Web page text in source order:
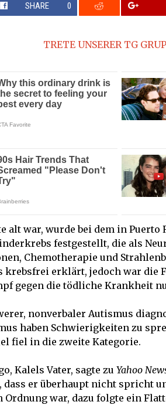
SHARE 0
TRETE UNSERER TG
alt war, wurde bei dem in Puerto
festgestellt, die als
Chemotherapie und
krebsfrei erklärt, jedoch war die
gegen die tödliche Krankheit
nonverbaler Autismus
haben Schwierigkeiten zu
fiel in die zweite Kategorie.
Kalels Vater, sagte zu Yahoo
dass er überhaupt nicht spricht
war, dazu folgte ein